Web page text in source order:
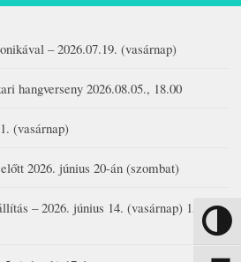
Nagy
– 2026.07.19. (vasárnap)
hangverseny 2026.08.05., 18.00
(vasárnap)
2026. június 20-án (szombat)
– 2026. június 14. (vasárnap) 15-17